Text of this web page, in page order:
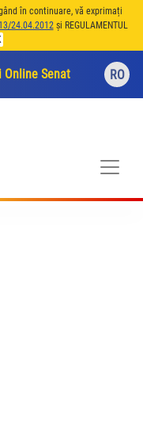
în continuare, vă exprimați
24.04.2012și REGULAMENTUL
Online Senat RO